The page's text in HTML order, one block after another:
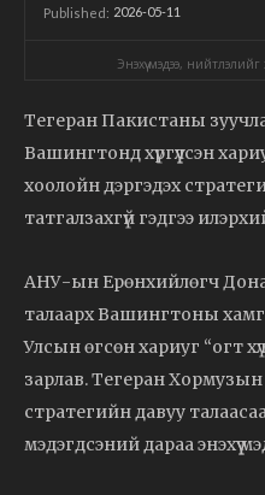
Published: 2026-05-11
Энэхүү мэдээ,
Тегеран Пакистаны
Вашингтонд хүргүүлсэн
хоолойн дэргэдэх
татгалзахгүй гэдгээ
АНУ-ын Ерөнхийлөгч
талаарх Вашингтоны
Улсын өгсөн хариуг “огт
зарлав. Тегеран
стратегийн давуу
мэдэгдсэний дараа энэхүү